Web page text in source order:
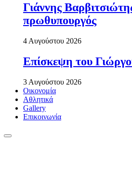
Γιάννης
πρωθυπουργός
4 Αυγούστου 2026
Επίσκεψη του
3 Αυγούστου 2026
Οικονομία
Αθλητικά
Gallery
Επικοινωνία